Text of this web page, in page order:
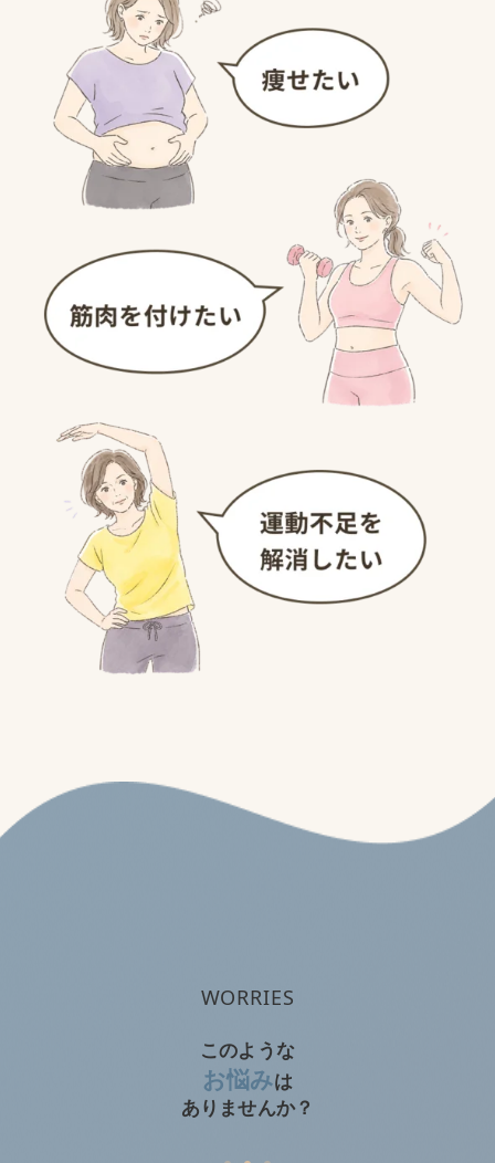
WORRIES
このような
お悩みは
ありませんか？